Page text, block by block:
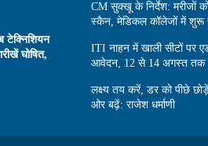
टेक्निशियन
घोषित,
CM सुक्खू के निर्देश: मरीजों
स्कैन, मेडिकल कॉलेजों में शुरू
ITI नाहन में खाली सीटों पर
आवेदन, 12 से 14 अगस्त तक
लक्ष्य तय करें, डर को पीछे
ओर बढ़ें: राजेश धर्माणी